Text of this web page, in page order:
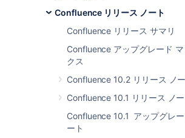
Confluence リリース ノート
Confluence リリース サマリ
Confluence アップグレード マ
クス
Confluence 10.2 リリース ノ
Confluence 10.1 リリース ノー
Confluence 10.1 アップグレー
ート
最新バージョンを入手